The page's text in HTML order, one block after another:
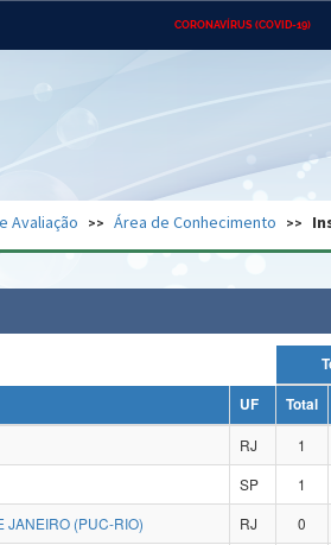
CORONAVÍRUS (COVID-19)
Ministério do Desenvolvimento
Regional
Advocacia-Geral da União
Avaliação Área de Conhecimento
UF Total
RJ 1
SP 1
JANEIRO (PUC-RIO)
RJ 0